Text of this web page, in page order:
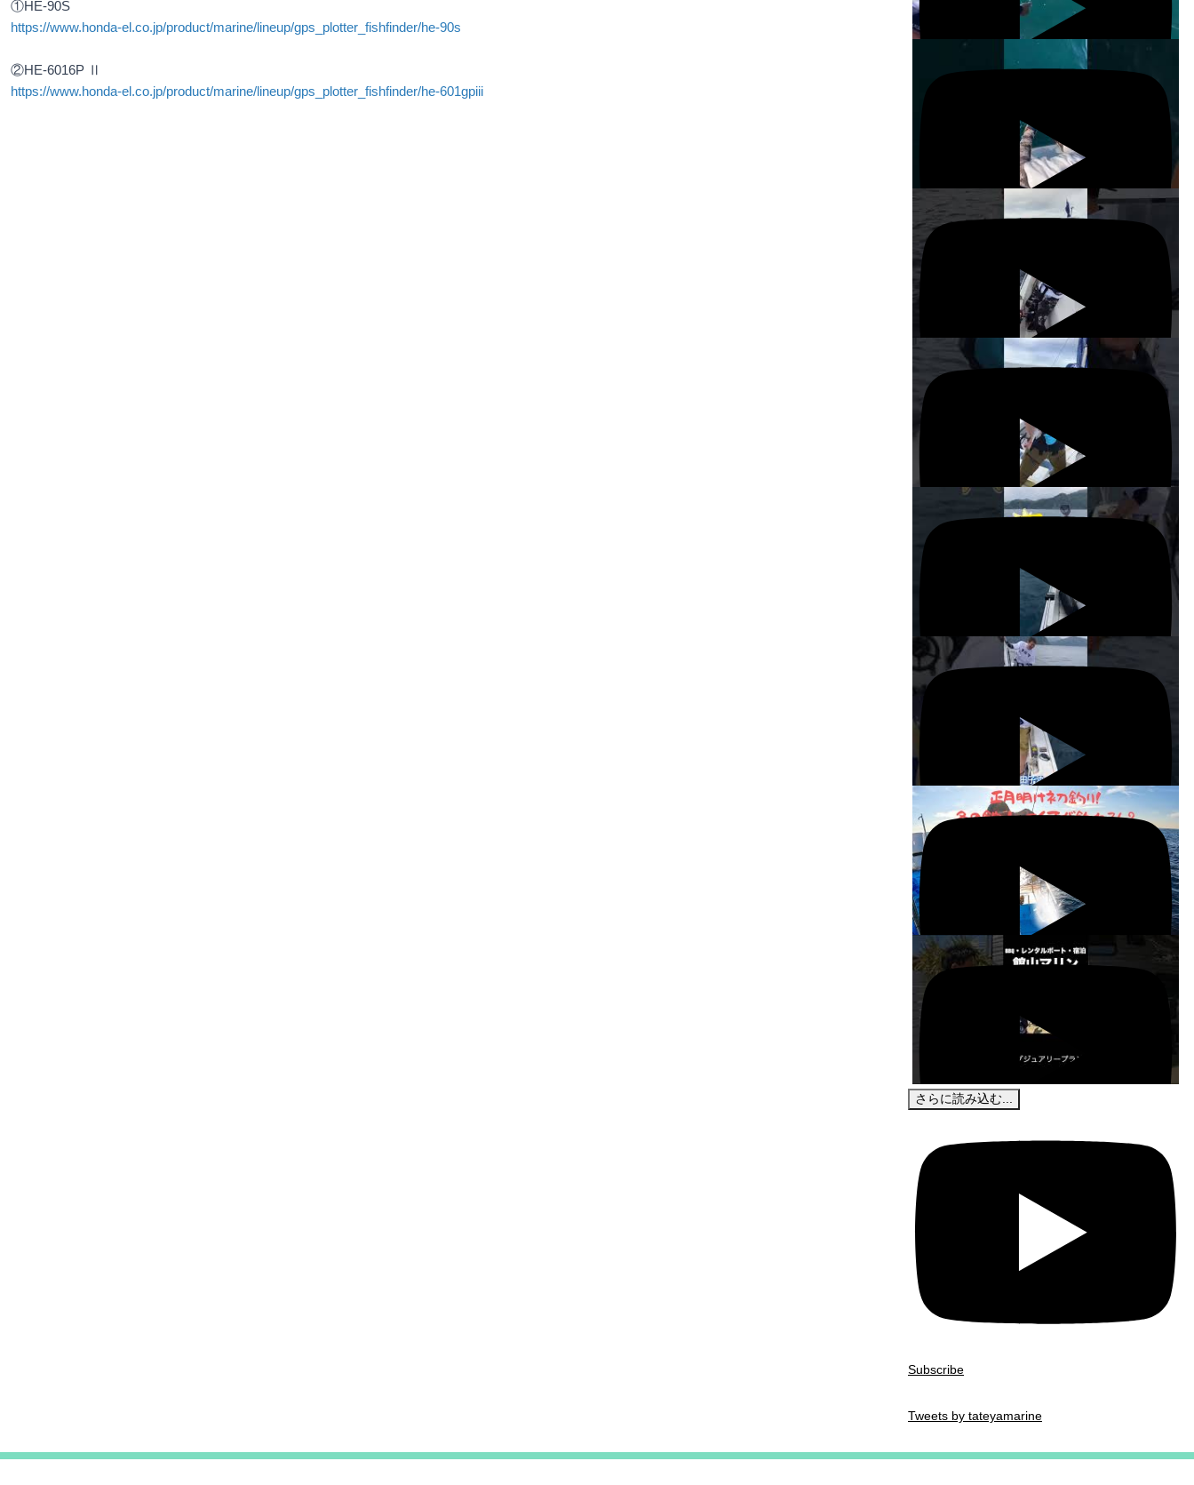
①HE-90S
https://www.honda-el.co.jp/product/marine/lineup/gps_plotter_fishfinder/he-90s
②HE-6016P Ⅱ
https://www.honda-el.co.jp/product/marine/lineup/gps_plotter_fishfinder/he-601gpiii
さらに読み込む...
Subscribe
Tweets by tateyamarine